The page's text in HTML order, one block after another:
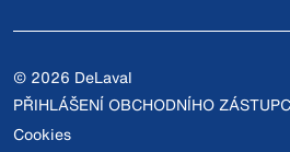
© 2026 DeLaval
PŘIHLÁŠENÍ OBCHODNÍHO
Cookies